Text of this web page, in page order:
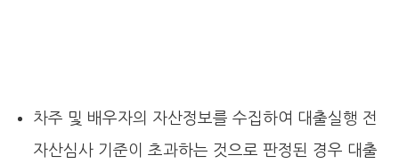
차주 및 배우자의 자산정보를 수집하여 대출실행 전
자산심사 기준이 초과하는 것으로 판정된 경우 대출